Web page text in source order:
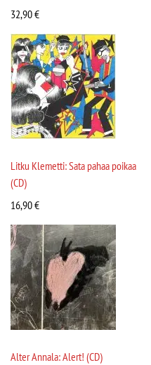
32,90€
Litku Klemetti: Sata pahaa poikaa
(CD)
16,90€
Alter Annala: Alert! (CD)